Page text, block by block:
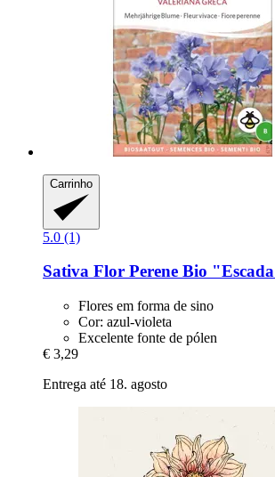
Carrinho
5.0 (1)
Sativa Flor Perene Bio
Flores em forma de sino
Cor: azul-violeta
Excelente fonte de pólen
€ 3,29
Entrega até 18. agosto